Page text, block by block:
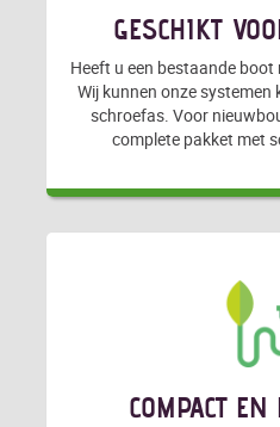
GESCHIKT
Heeft u een bestaande
Wij kunnen onze systemen
schroefas. Voor
complete pakket met
COMPACT